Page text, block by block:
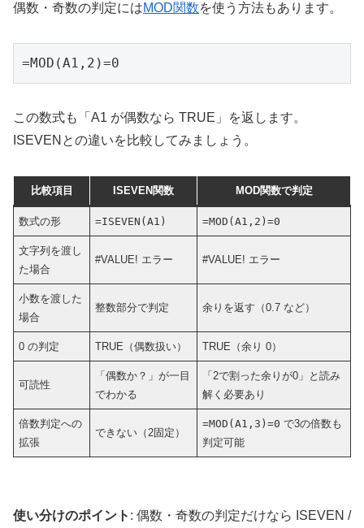
偶数・奇数の判定にはMOD関数を使う方法もあります。
=MOD(A1,2)=0
この数式も「A1 が偶数なら TRUE」を返します。
ISEVENとの違いを比較してみましょう。
比較項目 ISEVEN関数 MOD関数で判定
数式の形 =ISEVEN(A1) =MOD(A1,2)=0
文字列を渡し
た場合
#VALUE! エラー #VALUE! エラー
小数を渡した
場合
整数部分で判定 余りを返す（0.7 など）
0 の判定 TRUE（偶数扱い） TRUE（余り 0）
可読性
「偶数か？」が一目
でわかる
「2で割った余りが0」と読み
解く必要あり
倍数判定への
拡張
できない（2固定）
=MOD(A1,3)=0 で3の倍数も
判定可能
使い分けのポイント : 偶数・奇数の判定だけなら ISEVEN /